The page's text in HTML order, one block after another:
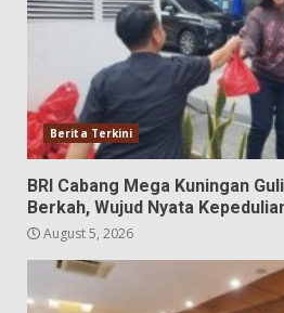
Berita Terkini
BRI Cabang Mega Kuningan
Berkah, Wujud Nyata
August 5, 2026